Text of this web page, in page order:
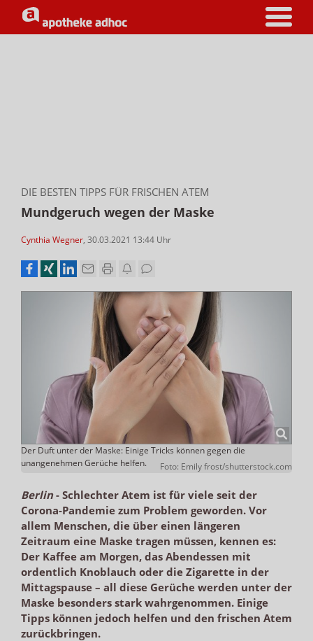
DIE BESTEN TIPPS FÜR FRISCHEN ATEM
Mundgeruch wegen der Maske
Cynthia Wegner, 30.03.2021 13:44 Uhr
Der Duft unter der Maske: Einige Tricks können gegen die
unangenehmen Gerüche helfen.
Foto: Emily frost/shutterstock.com
Berlin- Schlechter Atem ist für viele seit der
Corona-Pandemie zum Problem geworden. Vor
allem Menschen, die über einen längeren
Zeitraum eine Maske tragen müssen, kennen es:
Der Kaffee am Morgen, das Abendessen mit
ordentlich Knoblauch oder die Zigarette in der
Mittagspause – all diese Gerüche werden unter der
Maske besonders stark wahrgenommen. Einige
Tipps können jedoch helfen und den frischen Atem
zurückbringen.